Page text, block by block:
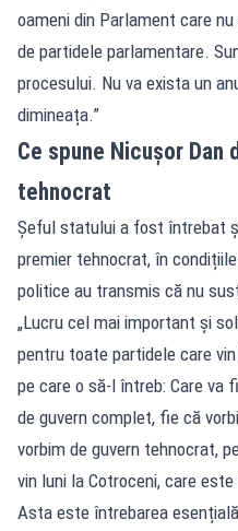
oameni din Parlament care
de partidele parlamentare.
procesului. Nu va exista un
dimineața.”
Ce spune Nicușor Dan
tehnocrat
Șeful statului a fost întrebat
premier tehnocrat, în
politice au transmis că nu
„Lucru cel mai important și
pentru toate partidele care
pe care o să-l întreb: Care va
de guvern complet, fie că
vorbim de guvern tehnocrat,
vin luni la Cotroceni, care
Asta este întrebarea